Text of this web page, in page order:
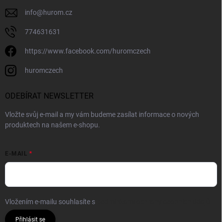
info@hurom.cz
774631631
https://www.facebook.com/huromczech
huromczech
ODEBÍRAT NEWSLETTER
Vložte svůj e-mail a my vám budeme zasílat informace o nových
produktech na našem e-shopu.
E-MAIL
Vložením e-mailu souhlasíte s
Přihlásit se